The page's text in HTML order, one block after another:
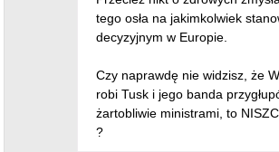
tego osła na jakimkolwiek
decyzyjnym w Europie.
Czy naprawdę nie widzisz, że
robi Tusk i jego banda
żartobliwie ministrami, to
?